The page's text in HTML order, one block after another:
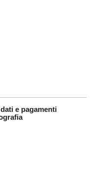
e pagamenti